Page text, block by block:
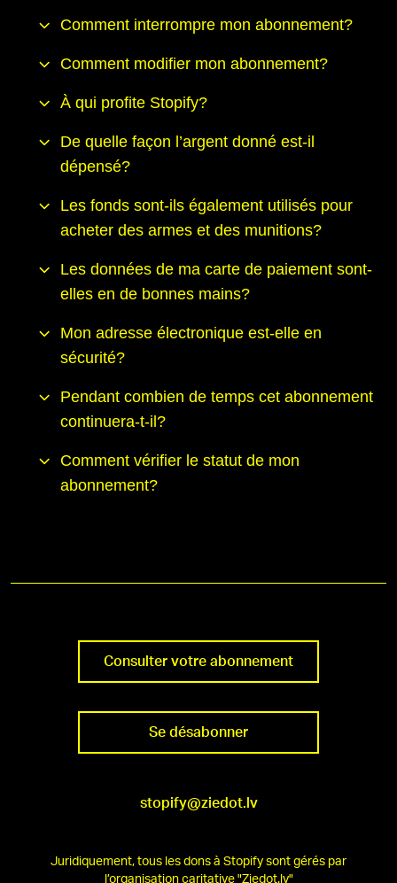
Comment interrompre mon abonnement?
Comment modifier mon abonnement?
À qui profite Stopify?
De quelle façon l’argent donné est-il
dépensé?
Les fonds sont-ils également utilisés pour
acheter des armes et des munitions?
Les données de ma carte de paiement sont-
elles en de bonnes mains?
Mon adresse électronique est-elle en
sécurité?
Pendant combien de temps cet abonnement
continuera-t-il?
Comment vérifier le statut de mon
abonnement?
Consulter votre abonnement
Se désabonner
stopify@ziedot.lv
Juridiquement, tous les dons à Stopify sont gérés par
l’organisation caritative "Ziedot.lv"